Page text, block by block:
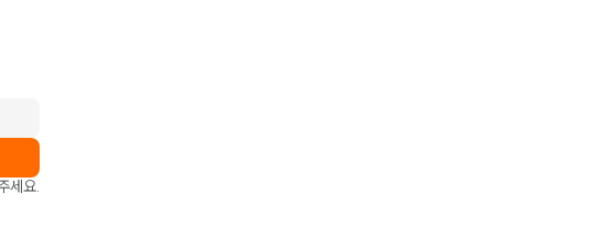
세요.